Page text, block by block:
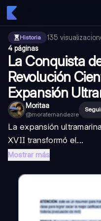
Historia 135
4 páginas
La Conquista
Revolución
Expansión
Moritaa
@morafernandezre
La expansión
XVII transformó el...
Mostrar más